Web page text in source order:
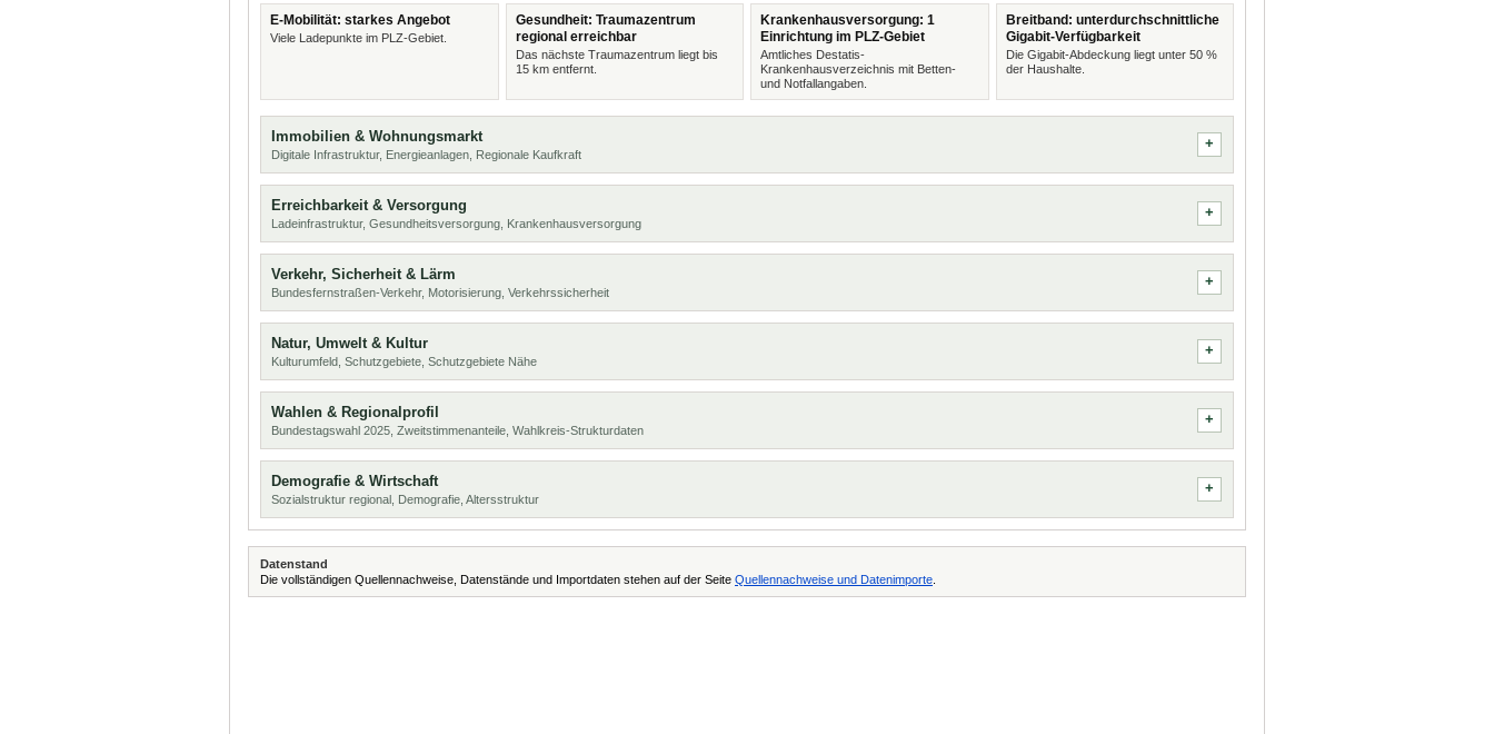
E-Mobilität: starkes Angebot
Viele Ladepunkte im PLZ-Gebiet.
Gesundheit: Traumazentrum
regional erreichbar
Das nächste Traumazentrum liegt bis
15 km entfernt.
Krankenhausversorgung: 1
Einrichtung im PLZ-Gebiet
Amtliches Destatis-
Krankenhausverzeichnis mit Betten-
und Notfallangaben.
Breitband: unterdurchschnittliche
Gigabit-Verfügbarkeit
Die Gigabit-Abdeckung liegt unter 50 %
der Haushalte.
Immobilien & Wohnungsmarkt
Digitale Infrastruktur, Energieanlagen, Regionale Kaufkraft
Erreichbarkeit & Versorgung
Ladeinfrastruktur, Gesundheitsversorgung, Krankenhausversorgung
Verkehr, Sicherheit & Lärm
Bundesfernstraßen-Verkehr, Motorisierung, Verkehrssicherheit
Natur, Umwelt & Kultur
Kulturumfeld, Schutzgebiete, Schutzgebiete Nähe
Wahlen & Regionalprofil
Bundestagswahl 2025, Zweitstimmenanteile, Wahlkreis-Strukturdaten
Demografie & Wirtschaft
Sozialstruktur regional, Demografie, Altersstruktur
Datenstand
Die vollständigen Quellennachweise, Datenstände und Importdaten stehen auf der Seite Quellennachweise und Datenimporte